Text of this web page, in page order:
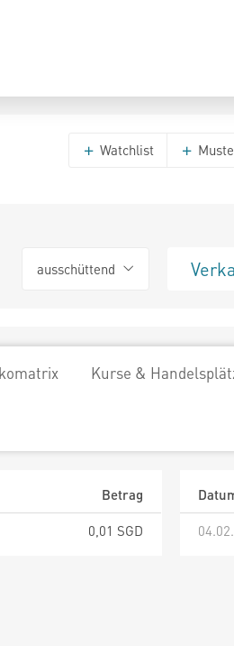
Watchlist
ausschüttend
Kurse &
Betrag
0,01 SGD